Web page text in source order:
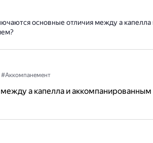
основные отличия между а капелла
#Аккомпанемент
а капелла и аккомпанированным